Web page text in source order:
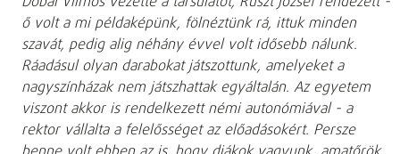
ő volt a mi példaképünk, fölnéztünk rá, ittuk minden
szavát, pedig alig néhány évvel volt idősebb nálunk.
Ráadásul olyan darabokat játszottunk, amelyeket a
nagyszínházak nem játszhattak egyáltalán. Az egyetem
viszont akkor is rendelkezett némi autonómiával - a
rektor vállalta a felelősséget az előadásokért. Persze